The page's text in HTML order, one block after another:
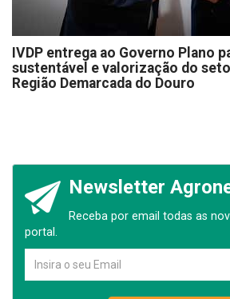
IVDP entrega ao Governo Plano
sustentável e valorização do
Região Demarcada do Douro
Newsletter
Receba por email todas as
portal.